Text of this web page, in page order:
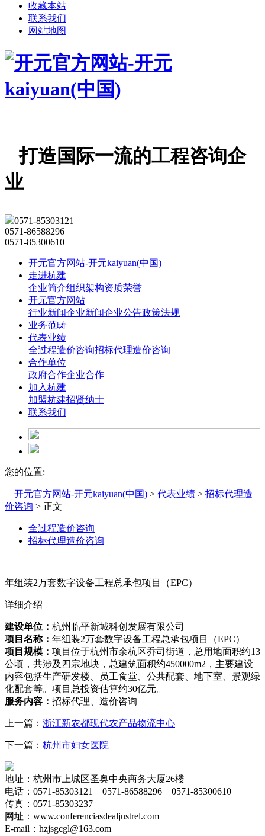
收藏本站
联系我们
网站地图
打造国际一流的工程咨询企
业
0571-85303121
0571-86588296
0571-85300610
开元官方网站-开元kaiyuan(中国)
走进杭建
企业简介组织架构资质荣誉
开元官方网站
行业新闻企业新闻企业公告政策法规
业务范畴
代表业绩
全过程造价咨询招标代理造价咨询
合作单位
政府合作企业合作
加入杭建
加盟杭建招贤纳士
联系我们
您的位置:
开元官方网站-开元kaiyuan(中国) > 代表业绩 > 招标代理造
价咨询 > 正文
全过程造价咨询
招标代理造价咨询
年组装2万套数字设备工程总承包项目（EPC）
详细介绍
建设单位： 杭州临平新城科创发展有限公司
项目名称： 年组装2万套数字设备工程总承包项目（EPC）
项目规模： 项目位于杭州市余杭区乔司街道，总用地面积约13
公顷，共涉及四宗地块，总建筑面积约450000m2，主要建设
内容包括生产研发楼、员工食堂、公共配套、地下室、景观绿
化配套等。项目总投资估算约30亿元。
服务内容： 招标代理、造价咨询
上一篇： 浙江新农都现代农产品物流中心
下一篇： 杭州市妇女医院
地址：杭州市上城区圣奥中央商务大厦26楼
电话：0571-85303121 0571-86588296 0571-85300610
传真：0571-85303237
网址：www.conferenciasdealjustrel.com
E-mail：hzjsgcgl@163.com